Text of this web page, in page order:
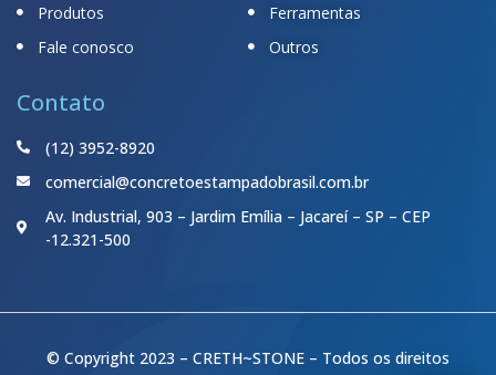
Produtos
Fale conosco
Ferramentas
Outros
Contato
(12) 3952-8920
comercial@concretoestampadobrasil.com.br
Av. Industrial, 903 – Jardim Emília – Jacareí – SP – CEP
-12.321-500
© Copyright 2023 – CRETH~STONE – Todos os direitos